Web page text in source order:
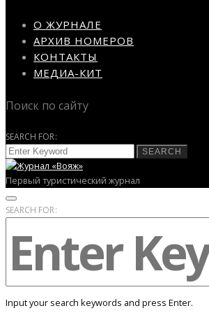
О ЖУРНАЛЕ
АРХИВ НОМЕРОВ
КОНТАКТЫ
МЕДИА-КИТ
Поиск по сайту
SEARCH FOR:
SEARCH
Первый туристический журнал
SEARCH FOR:
Input your search keywords and press Enter.